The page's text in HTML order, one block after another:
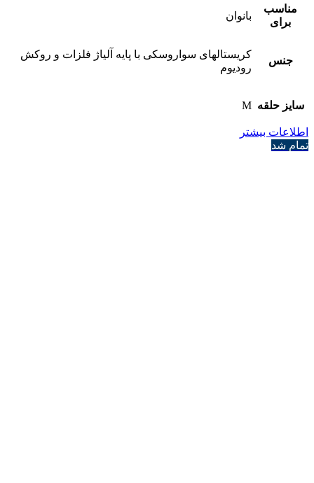
مناسب
برای
بانوان
جنس
کریستالهای سواروسکی با پایه آلیاژ فلزات و روکش
رودیوم
سایز حلقه M
اطلاعات بیشتر
تمام شد